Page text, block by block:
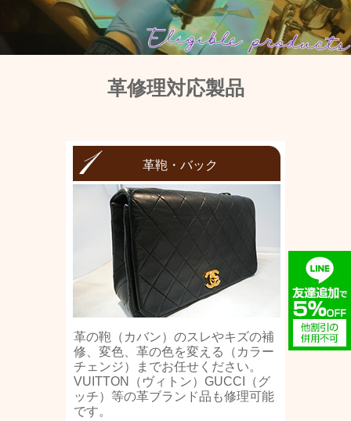
革修理対応製品
革鞄・バック
革の鞄（カバン）のスレやキズの補
修、変色、革の色を変える（カラー
チェンジ）までお任せください。
VUITTON（ヴィトン）GUCCI（グ
ッチ）等の革ブランド品も修理可能
です。